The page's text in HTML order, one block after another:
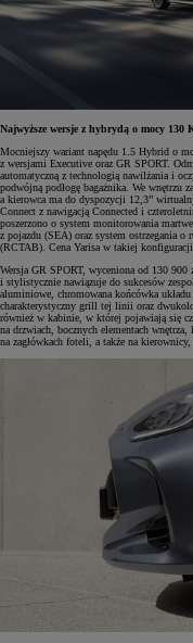
Najwyższe wersje z hybrydą o mocy 130
Mocniejszy wariant napędu 1.5 Hybrid o
z wersjami Executive oraz GR SPORT.
automatyczną z technologią nawilżania i
podwójną podłogę bagażnika. We wnętrzu
a kierowca ma do dyspozycji 12,3”
Connect z nawigacją Connected i
poszerzono o system monitorowania
z pojazdu (SEA) oraz system ostrzegania o
(RCTAB). Cena Yarisa w takiej konfiguracji
Wersja GR SPORT, wyceniona od 130 900
i stylistycznie nawiązuje do sukcesów
aluminiowe, chromowana końcówka
charakterystyczny grill tej linii oraz
również w kabinie, w której pojawiają się
na drzwiach, bocznych elementach
na zagłówkach foteli, a także na